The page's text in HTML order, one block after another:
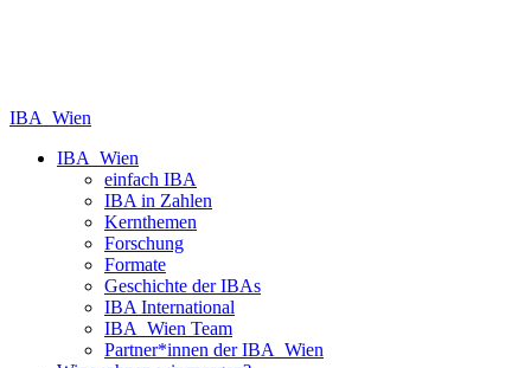
IBA_Wien
IBA_Wien
einfach IBA
IBA in Zahlen
Kernthemen
Forschung
Formate
Geschichte der IBAs
IBA International
IBA_Wien Team
Partner*innen der IBA_Wien